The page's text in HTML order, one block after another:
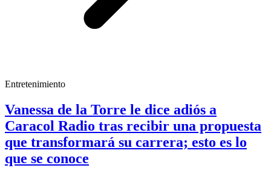
Entretenimiento
Vanessa de la Torre le dice adiós a
Caracol Radio tras recibir una propuesta
que transformará su carrera; esto es lo
que se conoce